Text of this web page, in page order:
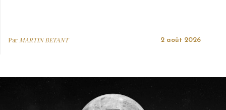
Par MARTIN BETANT 2 août 2026